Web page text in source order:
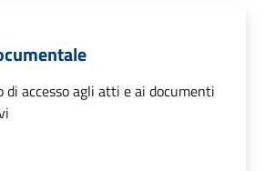
di accesso agli atti e ai documenti